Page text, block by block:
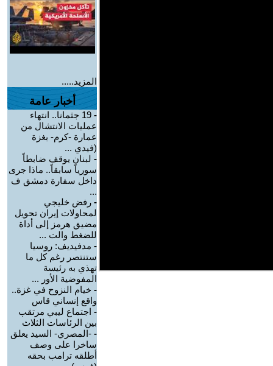
المزيد.....
أخبار عامة
-
19 جثمانا.. انتهاء
عمليات الانتشال من
عمارة -كرم- بغزة
(فيدي ...
- لبنان يوقف ضابطاً
سورياً سابقاً.. ماذا جرى
داخل سفارة دمشق ف
...
- رفض خليجي
لمحاولات إيران تحويل
مضيق هرمز إلى أداة
للضغط والت ...
- مدفيديف: روسيا
ستنتصر رغم كل ما
تهذي به رئيسة
المفوضية الأور ...
- خيام النزوح في غزة..
واقع إنساني قاس
- اجتماع ليبي مرتقب
بين الرئاسات الثلاث
- -المصري- السيد يعلق
ساخرا على وصف
أطلقه ترامب بحقه